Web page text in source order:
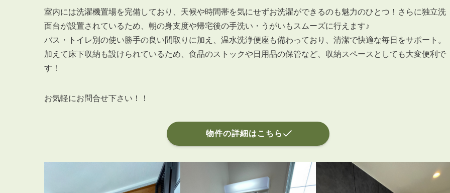
アパートの監視カメラ設置について
03-6262-9556
※音声ガイダンス④を押してください。
室内には洗濯機置場を完備しており、天候や時間帯を気にせずお洗濯ができるのも魅力のひとつ！さらに独立洗
面台が設置されているため、朝の身支度や帰宅後の手洗い・うがいもスムーズに行えます♪
バス・トイレ別の使い勝手の良い間取りに加え、温水洗浄便座も備わっており、清潔で快適な毎日をサポート。
加えて床下収納も設けられているため、食品のストックや日用品の保管など、収納スペースとしても大変便利で
す！
お気軽にお問合せ下さい！！
物件の詳細はこちら